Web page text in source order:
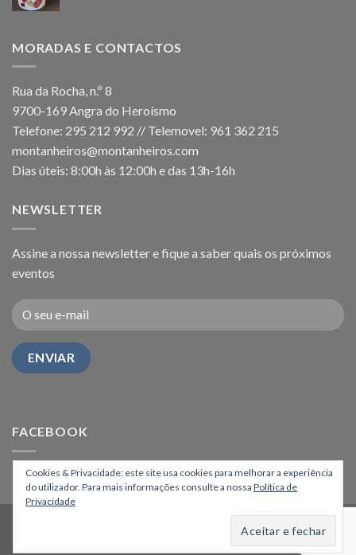
MORADAS E CONTACTOS
Rua da Rocha, n.º 8
9700-169 Angra do Heroísmo
Telefone: 295 212 992 // Telemovel: 961 362 215
montanheiros@montanheiros.com
Dias úteis: 8:00h às 12:00h e das 13h-16h
NEWSLETTER
Assine a nossa newsletter e fique a saber quais os próximos
eventos
FACEBOOK
Os Montanheiros
Cookies & Privacidade: este site usa cookies para melhorar a experiência
do utilizador. Para mais informações consulte a nossa Política de
Privacidade